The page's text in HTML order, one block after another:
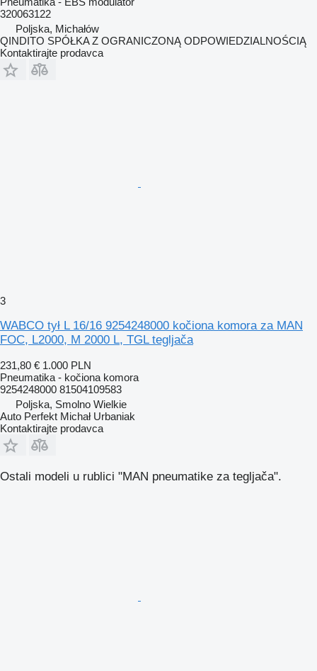
320063122
Poljska, Michałów
QINDITO SPÓŁKA Z OGRANICZONĄ ODPOWIEDZIALNOŚCIĄ
Kontaktirajte prodavca
3
WABCO tył L 16/16 9254248000 kočiona komora za MAN
FOC, L2000, M 2000 L, TGL tegljača
231,80 € 1.000 PLN
Pneumatika - kočiona komora
9254248000 81504109583
Poljska, Smolno Wielkie
Auto Perfekt Michał Urbaniak
Kontaktirajte prodavca
Ostali modeli u rublici "MAN pneumatikе za tegljača".